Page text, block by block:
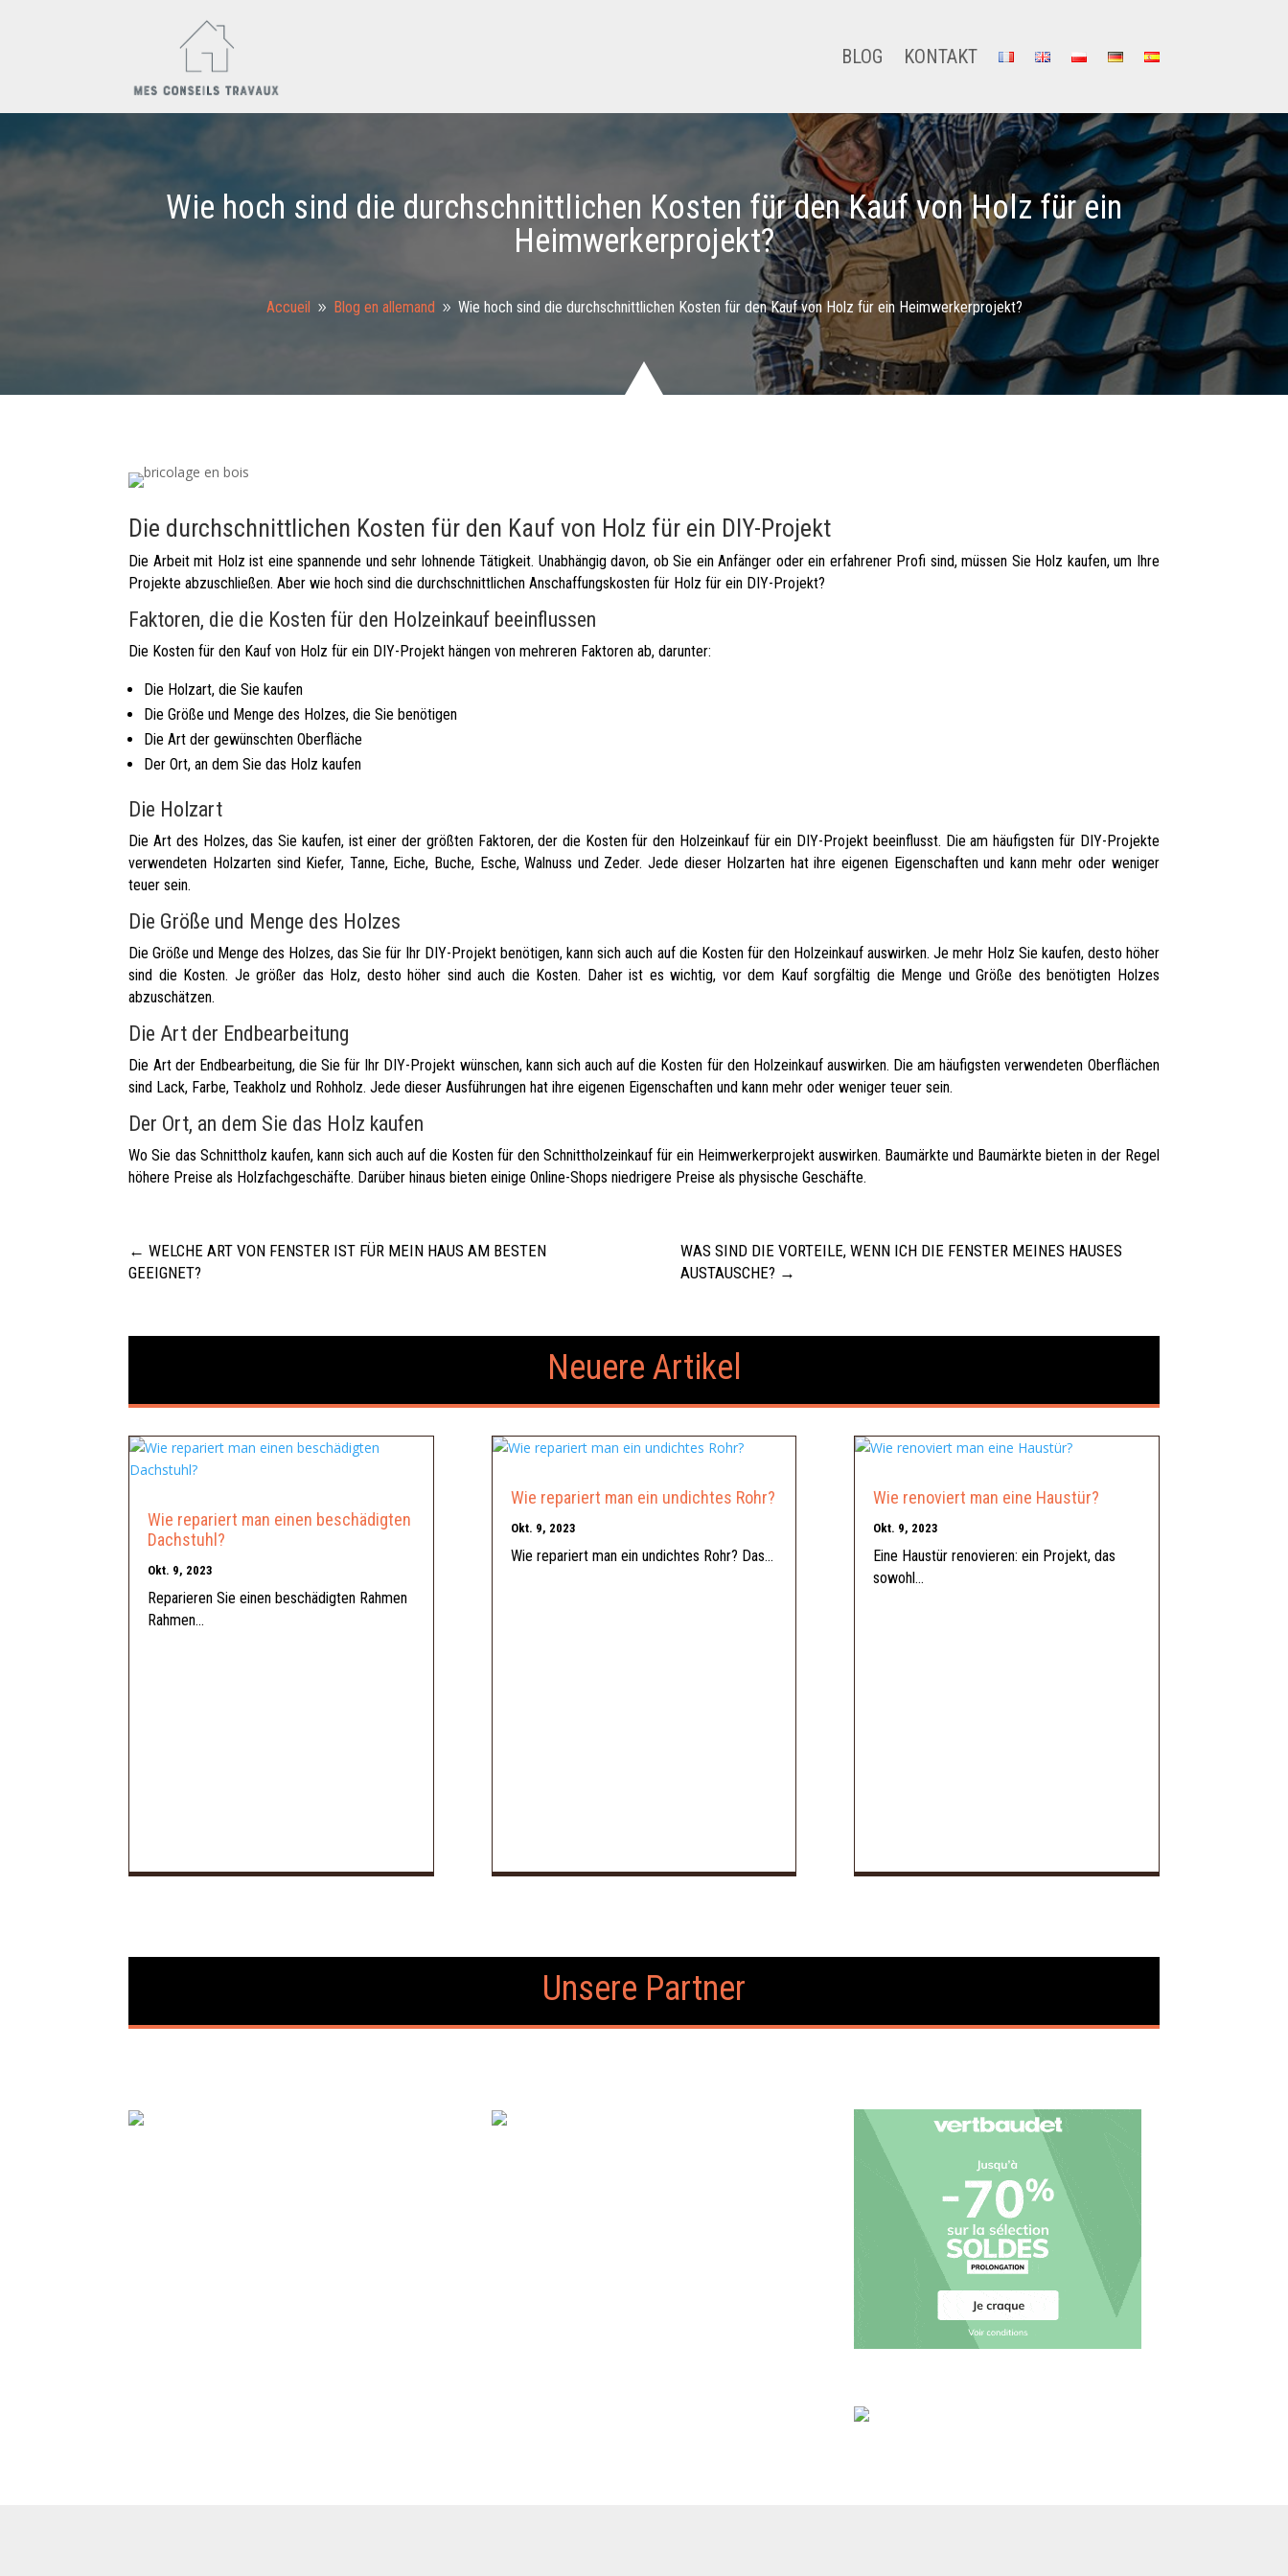
BLOG KONTAKT
Wie hoch sind die durchschnittlichen Kosten für den Kauf von Holz für ein
Heimwerkerprojekt?
Accueil 9 Blog en allemand 9 Wie hoch sind die durchschnittlichen Kosten für den Kauf von Holz für ein Heimwerkerprojekt?
Die durchschnittlichen Kosten für den Kauf von Holz für ein DIY-Projekt
Die Arbeit mit Holz ist eine spannende und sehr lohnende Tätigkeit. Unabhängig davon, ob Sie ein Anfänger oder ein erfahrener Profi sind, müssen Sie Holz kaufen, um Ihre
Projekte abzuschließen. Aber wie hoch sind die durchschnittlichen Anschaffungskosten für Holz für ein DIY-Projekt?
Faktoren, die die Kosten für den Holzeinkauf beeinflussen
Die Kosten für den Kauf von Holz für ein DIY-Projekt hängen von mehreren Faktoren ab, darunter:
Die Holzart, die Sie kaufen
Die Größe und Menge des Holzes, die Sie benötigen
Die Art der gewünschten Oberfläche
Der Ort, an dem Sie das Holz kaufen
Die Holzart
Die Art des Holzes, das Sie kaufen, ist einer der größten Faktoren, der die Kosten für den Holzeinkauf für ein DIY-Projekt beeinflusst. Die am häufigsten für DIY-Projekte
verwendeten Holzarten sind Kiefer, Tanne, Eiche, Buche, Esche, Walnuss und Zeder. Jede dieser Holzarten hat ihre eigenen Eigenschaften und kann mehr oder weniger
teuer sein.
Die Größe und Menge des Holzes
Die Größe und Menge des Holzes, das Sie für Ihr DIY-Projekt benötigen, kann sich auch auf die Kosten für den Holzeinkauf auswirken. Je mehr Holz Sie kaufen, desto höher
sind die Kosten. Je größer das Holz, desto höher sind auch die Kosten. Daher ist es wichtig, vor dem Kauf sorgfältig die Menge und Größe des benötigten Holzes
abzuschätzen.
Die Art der Endbearbeitung
Die Art der Endbearbeitung, die Sie für Ihr DIY-Projekt wünschen, kann sich auch auf die Kosten für den Holzeinkauf auswirken. Die am häufigsten verwendeten Oberflächen
sind Lack, Farbe, Teakholz und Rohholz. Jede dieser Ausführungen hat ihre eigenen Eigenschaften und kann mehr oder weniger teuer sein.
Der Ort, an dem Sie das Holz kaufen
Wo Sie das Schnittholz kaufen, kann sich auch auf die Kosten für den Schnittholzeinkauf für ein Heimwerkerprojekt auswirken. Baumärkte und Baumärkte bieten in der Regel
höhere Preise als Holzfachgeschäfte. Darüber hinaus bieten einige Online-Shops niedrigere Preise als physische Geschäfte.
←WELCHE ART VON FENSTER IST FÜR MEIN HAUS AM BESTEN
GEEIGNET?
WAS SIND DIE VORTEILE, WENN ICH DIE FENSTER MEINES HAUSES
AUSTAUSCHE? →
Neuere Artikel
Wie repariert man einen beschädigten
Dachstuhl?
Okt. 9, 2023
Reparieren Sie einen beschädigten Rahmen
Rahmen...
Wie repariert man ein undichtes Rohr?
Okt. 9, 2023
Wie repariert man ein undichtes Rohr? Das...
Wie renoviert man eine Haustür?
Okt. 9, 2023
Eine Haustür renovieren: ein Projekt, das
sowohl...
Unsere Partner